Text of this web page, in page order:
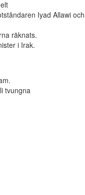
Iyad Allawi
räknats.
i Irak.
tvungna